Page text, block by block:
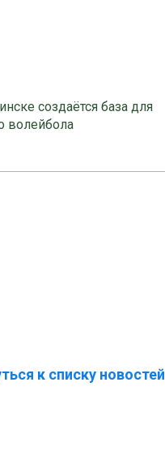
создаётся база для
волейбола
к списку новостей